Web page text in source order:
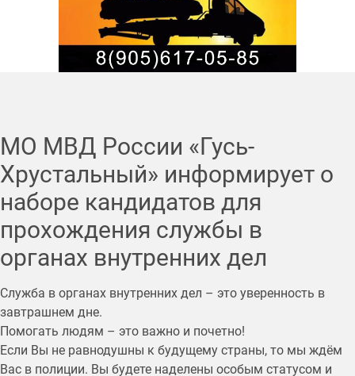
МО МВД России «Гусь-
Хрустальный» информирует о
наборе кандидатов для
прохождения службы в
органах внутренних дел
Служба в органах внутренних дел – это уверенность в
завтрашнем дне.
Помогать людям – это важно и почетно!
Если Вы не равнодушны к будущему страны, то мы ждём
Вас в полиции. Вы будете наделены особым статусом и